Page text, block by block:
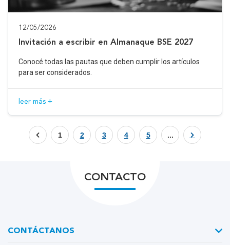
12/05/2026
Invitación a escribir en Almanaque BSE 2027
Conocé todas las pautas que deben cumplir los artículos
para ser considerados.
leer más +
1 2 3 4 5 ...
CONTACTO
CONTÁCTANOS